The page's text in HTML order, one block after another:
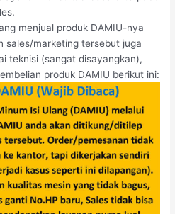
menjual produk DAMIU-nya
sales/marketing tersebut juga
teknisi (sangat disayangkan),
produk DAMIU berikut ini: